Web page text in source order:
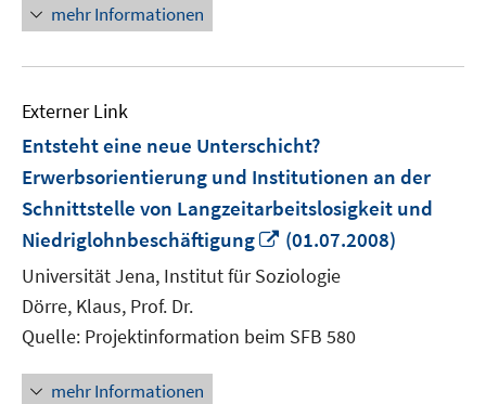
mehr Informationen
Externer Link
Entsteht eine neue Unterschicht?
Erwerbsorientierung und Institutionen an der
Schnittstelle von Langzeitarbeitslosigkeit und
Niedriglohnbeschäftigung
In
neuem
Fenster
(01.07.2008)
Universität Jena, Institut für Soziologie
Dörre, Klaus, Prof. Dr.
Quelle: Projektinformation beim SFB 580
mehr Informationen